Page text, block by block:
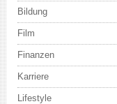
Bildung
Film
Finanzen
Karriere
Lifestyle